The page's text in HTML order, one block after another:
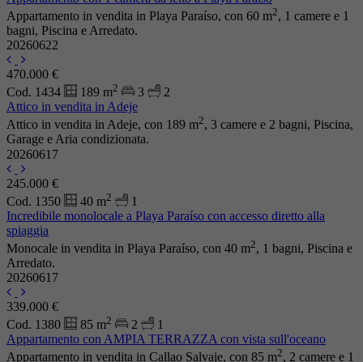
Appartamento in vendita in Playa Paraíso, con 60 m2, 1 camere e 1
bagni, Piscina e Arredato.
20260622
470.000 €
Cod. 1434
189 m2 3
2
Attico in vendita in Adeje
Attico in vendita in Adeje, con 189 m2, 3 camere e 2 bagni, Piscina,
Garage e Aria condizionata.
20260617
245.000 €
Cod. 1350
40 m2
1
Incredibile monolocale a Playa Paraíso con accesso diretto alla
spiaggia
Monocale in vendita in Playa Paraíso, con 40 m2, 1 bagni, Piscina e
Arredato.
20260617
339.000 €
Cod. 1380
85 m2 2
1
Appartamento con AMPIA TERRAZZA con vista sull'oceano
Appartamento in vendita in Callao Salvaje, con 85 m2, 2 camere e 1